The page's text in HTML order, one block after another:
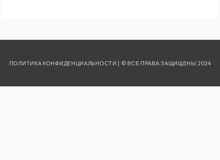
ПОЛИТИКА КОНФИДЕНЦИАЛЬНОСТИ | © ВСЕ ПРАВА ЗАЩИЩЕНЫ 2024